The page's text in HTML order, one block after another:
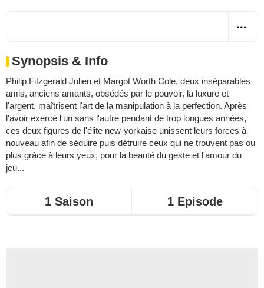
Synopsis & Info
Philip Fitzgerald Julien et Margot Worth Cole, deux inséparables
amis, anciens amants, obsédés par le pouvoir, la luxure et
l'argent, maîtrisent l'art de la manipulation à la perfection. Après
l'avoir exercé l'un sans l'autre pendant de trop longues années,
ces deux figures de l'élite new-yorkaise unissent leurs forces à
nouveau afin de séduire puis détruire ceux qui ne trouvent pas ou
plus grâce à leurs yeux, pour la beauté du geste et l'amour du
jeu...
1 Saison 1 Episode